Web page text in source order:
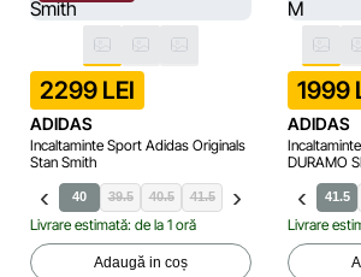
2299 LEI
ADIDAS
Incaltaminte Sport Adidas Originals
Stan Smith
40 39.5 40.5 41.5 42 43.5
Livrare estimată: de la 1 oră
Adaugă in coș
1999
ADIDAS
DURAMO
41.5
Livrare